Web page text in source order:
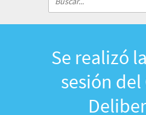
Se realizó
sesión